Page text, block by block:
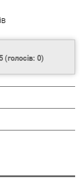
(голосів: 0)